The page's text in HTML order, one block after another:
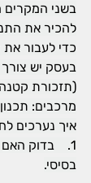
בשני המקרים
להכיר את
כדי לעבור
בעסק יש צורך
(תזכורת
מרכבים:
איך נערכים
1.    בדוק
בסיסי.